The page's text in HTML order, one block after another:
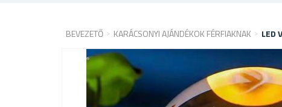
BEVEZETŐ KARÁCSONYI AJÁNDÉKOK FÉRFIAKNAK LED